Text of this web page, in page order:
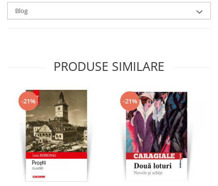
Blog
PRODUSE SIMILARE
-21% -21%